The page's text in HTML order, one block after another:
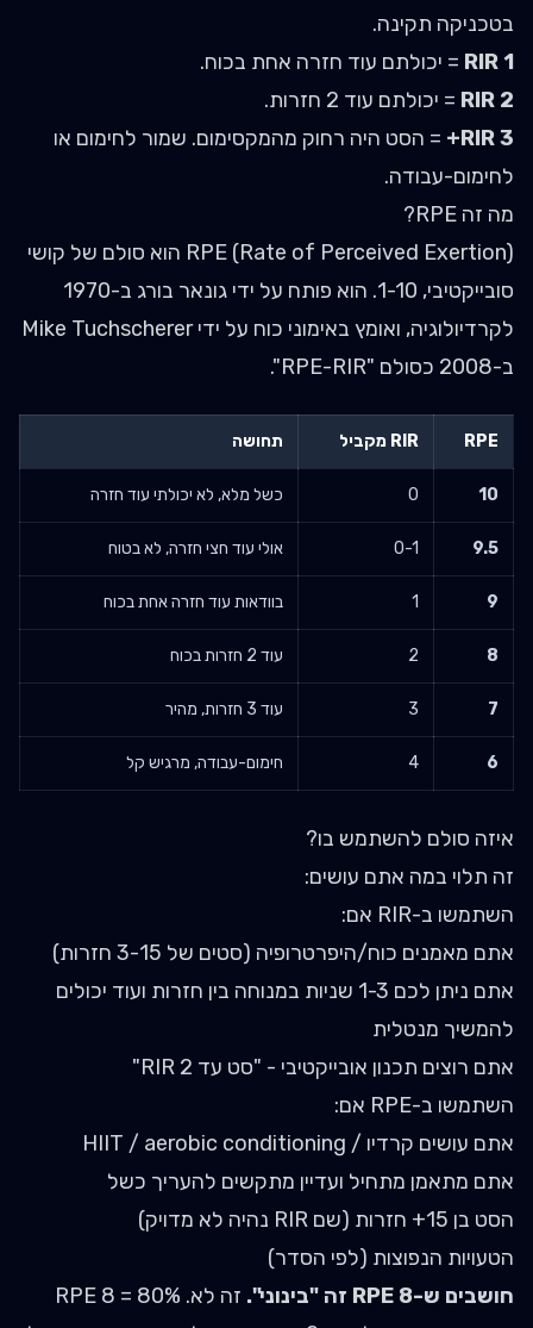
בטכניקה תקינה.
RIR 1 = יכולתם עוד חזרה אחת בכוח.
RIR 2 = יכולתם עוד 2 חזרות.
RIR 3+
= הסט היה רחוק מהמקסימום. שמור לחימום או
לחימום-עבודה.
מה זה RPE?
RPE (Rate of Perceived Exertion) הוא סולם של קושי
סובייקטיבי, 1-10. הוא פותח על ידי גונאר בורג ב-1970
לקרדיולוגיה, ואומץ באימוני כוח על ידי Mike Tuchscherer
ב-2008 כסולם "RPE-RIR".
RPE RIR מקביל תחושה
10
0 כשל מלא, לא יכולתי עוד חזרה
9.5
0-1 אולי עוד חצי חזרה, לא בטוח
9
1 בוודאות עוד חזרה אחת בכוח
8
2 עוד 2 חזרות בכוח
7
3 עוד 3 חזרות, מהיר
6
4 חימום-עבודה, מרגיש קל
איזה סולם להשתמש בו?
זה תלוי במה אתם עושים:
השתמשו ב-RIR אם:
אתם מאמנים כוח/היפרטרופיה (סטים של 3-15 חזרות)
אתם ניתן לכם 1-3 שניות במנוחה בין חזרות ועוד יכולים
להמשיך מנטלית
אתם רוצים תכנון אובייקטיבי - "סט עד RIR 2"
השתמשו ב-RPE אם:
אתם עושים קרדיו / HIIT / aerobic conditioning
אתם מתאמן מתחיל ועדיין מתקשים להעריך כשל
הסט בן 15+ חזרות (שם RIR נהיה לא מדויק)
הטעויות הנפוצות (לפי הסדר)
חושבים ש-RPE 8 זה "בינוני".
זה לא. RPE 8 = 80%